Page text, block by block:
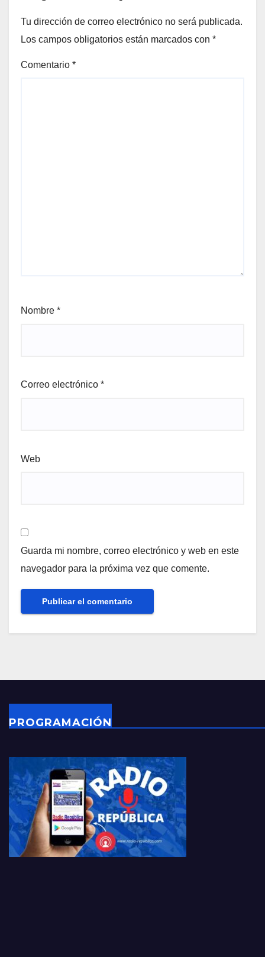
Tu dirección de correo electrónico no será publicada.
Los campos obligatorios están marcados con *
Comentario *
Nombre *
Correo electrónico *
Web
Guarda mi nombre, correo electrónico y web en este
navegador para la próxima vez que comente.
PROGRAMACIÓN